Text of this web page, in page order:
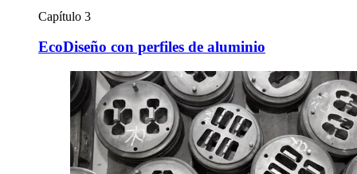
Capítulo 3
EcoDiseño con perfiles de aluminio